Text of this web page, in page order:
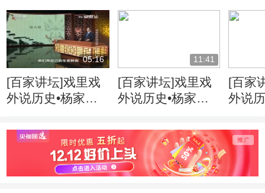
05:16
[百家讲坛]戏里戏
外说历史•杨家将
11:41
[百家讲坛]戏里戏
外说历史•杨家将
[百家
外说